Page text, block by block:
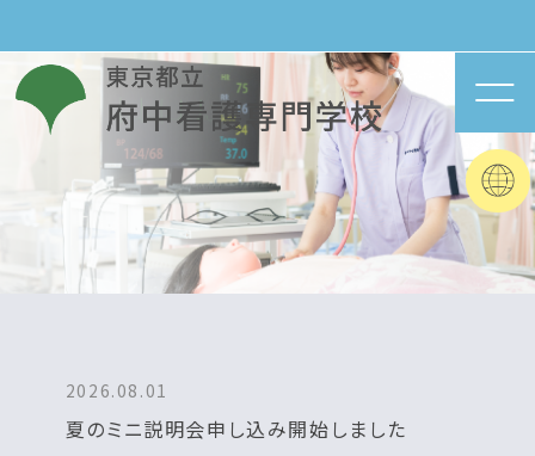
2026.08.01
夏のミニ説明会申し込み開始しました